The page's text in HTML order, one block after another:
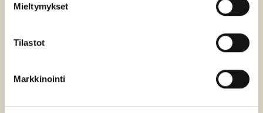
Mieltymykset
Tilastot
Markkinointi